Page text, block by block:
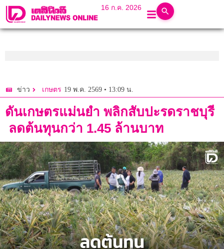
16 ก.ค. 2026
ข่าว เกษตร 19 พ.ค. 2569 • 13:09 น.
ดันเกษตรแม่นยำ พลิกสับปะรดราชบุรี
ลดต้นทุนกว่า 1.45 ล้านบาท